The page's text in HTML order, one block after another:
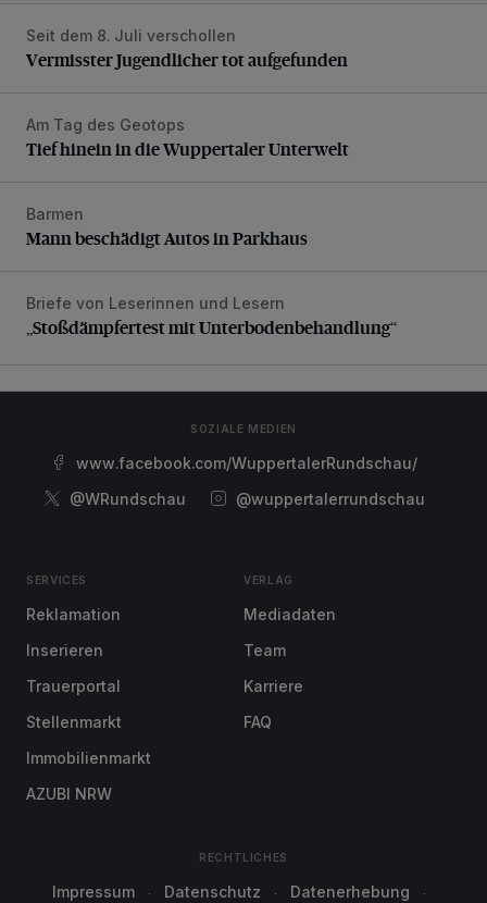
Vermisster Jugendlicher tot aufgefunden
Seit dem 8. Juli verschollen
Vermisster Jugendlicher tot aufgefunden
Tief hinein in die Wuppertaler Unterwelt
Am Tag des Geotops
Tief hinein in die Wuppertaler Unterwelt
Mann beschädigt Autos in Parkhaus
Barmen
Mann beschädigt Autos in Parkhaus
„Stoßdämpfertest mit Unterbodenbehandlung“
Briefe von Leserinnen und Lesern
„Stoßdämpfertest mit Unterbodenbehandlung“
SOZIALE MEDIEN
www.facebook.com/WuppertalerRundschau/
@WRundschau
@wuppertalerrundschau
SERVICES
Reklamation
Inserieren
Trauerportal
Stellenmarkt
Immobilienmarkt
AZUBI NRW
VERLAG
Mediadaten
Team
Karriere
FAQ
RECHTLICHES
Impressum Datenschutz Datenerhebung